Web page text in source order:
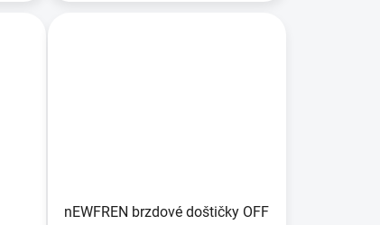
nEWFREN brzdové doštičky OFF